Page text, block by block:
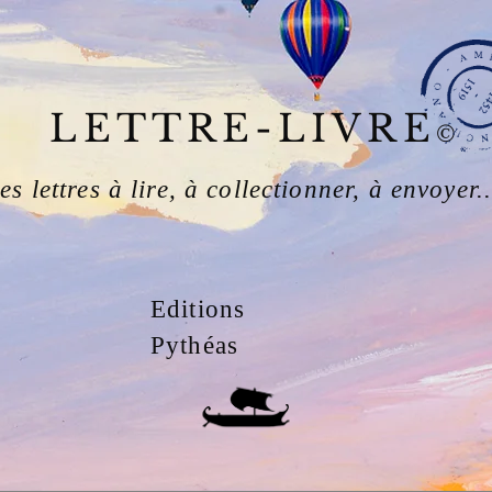
LETTRE-LIVRE©
lettres à lire, à collectionner, à
Editions
Pythéas